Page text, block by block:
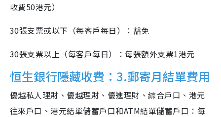
收費50港元）
30張支票或以下（每客戶每日）：豁免
30張支票以上（每客戶每日）：每張額外支票1港元
恒生銀行隱藏收費：3.郵寄月結單費用
優越私人理財、優越理財、優進理財、綜合戶口、港元
往來戶口、港元結單儲蓄戶口和ATM結單儲蓄戶口：每